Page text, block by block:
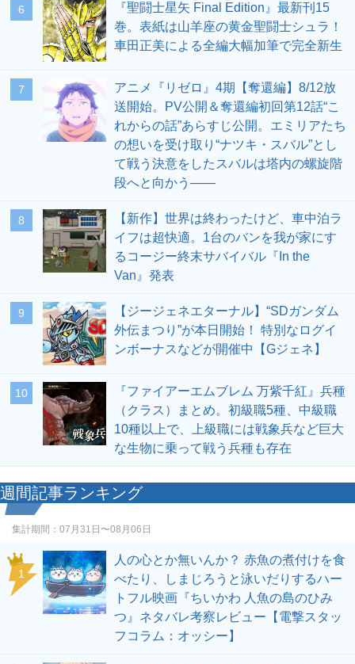
6
『聖闘士星矢 Final Edition』最新刊15
巻。表紙は山羊座の黄金聖闘士シュラ！
車田正美による全編大幅加筆で完全新生
7
アニメ『リゼロ』4期【奪還編】8/12放
送開始。PV公開＆奪還編初回第12話“こ
れからの話”あらすじ公開。エミリアたち
の想いを受け取り“ナツキ・スバル”とし
て戦う決意をしたスバルは塔内の螺旋階
段へと向かう――
8
【新作】世界は終わったけど、車中泊ラ
イフは超快適。1台のバンを我が家にす
るコージー終末サバイバル『In the
Van』発表
9
【ジージェネエターナル】“SDガンダム
外伝まつり”が本日開始！ 特別なログイ
ンボーナスなどが開催中【Gジェネ】
10
『ファイアーエムブレム 万紫千紅』兵種
（クラス）まとめ。初級職5種、中級職
10種以上で、上級職には戦象兵など巨大
な生物に乗って戦う兵種も存在
週間記事ランキング
集計期間： 07月31日〜08月06日
1
人の心とか無いんか？ 赤魚の煮付けを食
べたり、しまじろうと泳いだりするハー
トフル映画『ちいかわ 人魚の島のひみ
つ』ネタバレ考察レビュー【電撃スタッ
フコラム：オッシー】